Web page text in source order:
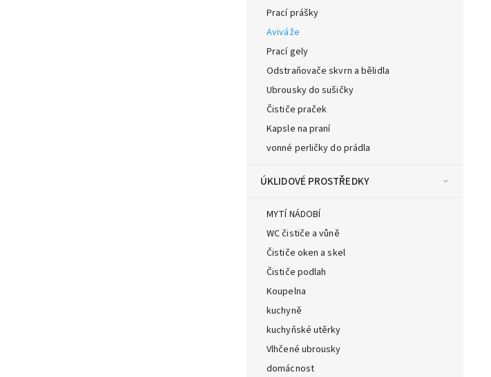
Prací prášky
Aviváže
Prací gely
Odstraňovače skvrn a bělidla
Ubrousky do sušičky
Čističe praček
Kapsle na praní
vonné perličky do prádla
ÚKLIDOVÉ PROSTŘEDKY
MYTÍ NÁDOBÍ
WC čističe a vůně
Čističe oken a skel
Čističe podlah
Koupelna
kuchyně
kuchyňské utěrky
Vlhčené ubrousky
domácnost